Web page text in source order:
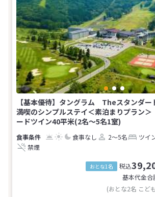
【基本優待】タングラム Theスタンダー
満喫のシンプルステイ＜素泊まりプラン＞
ードツイン40平米(2名～5名1室)
食事なし 2～5名 ツイ
禁煙
おとな1名 税込
基本代金合
(おとな2名 こど